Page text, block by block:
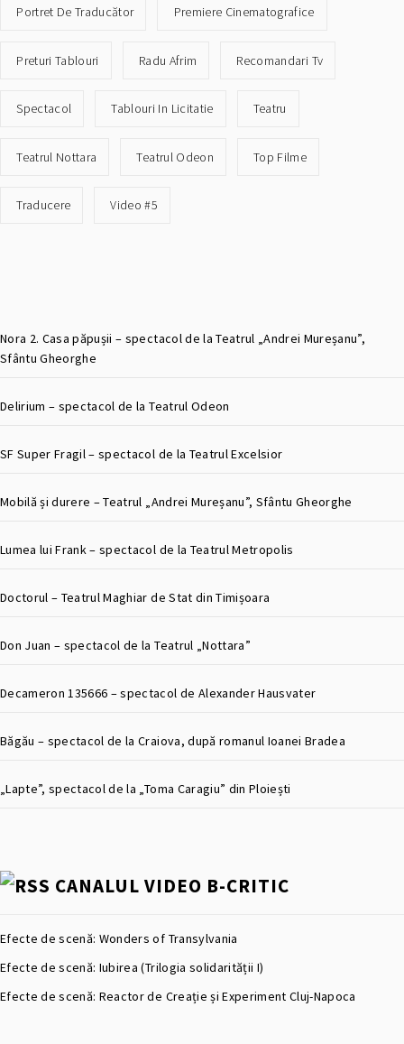
Portret De Traducător Premiere Cinematografice
Preturi Tablouri Radu Afrim Recomandari Tv
Spectacol Tablouri In Licitatie Teatru
Teatrul Nottara Teatrul Odeon Top Filme
Traducere Video #5
Nora 2. Casa păpușii – spectacol de la Teatrul „Andrei Mureșanu”,
Sfântu Gheorghe
Delirium – spectacol de la Teatrul Odeon
SF Super Fragil – spectacol de la Teatrul Excelsior
Mobilă și durere – Teatrul „Andrei Mureșanu”, Sfântu Gheorghe
Lumea lui Frank – spectacol de la Teatrul Metropolis
Doctorul – Teatrul Maghiar de Stat din Timișoara
Don Juan – spectacol de la Teatrul „Nottara”
Decameron 135666 – spectacol de Alexander Hausvater
Băgău – spectacol de la Craiova, după romanul Ioanei Bradea
„Lapte”, spectacol de la „Toma Caragiu” din Ploiești
CANALUL VIDEO B-CRITIC
Efecte de scenă: Wonders of Transylvania
Efecte de scenă: Iubirea (Trilogia solidarității I)
Efecte de scenă: Reactor de Creație și Experiment Cluj-Napoca